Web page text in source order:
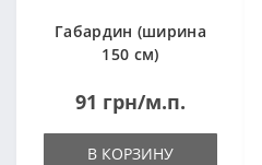
Габардин (ширина
150 см)
91 грн/м.п.
В КОРЗИНУ